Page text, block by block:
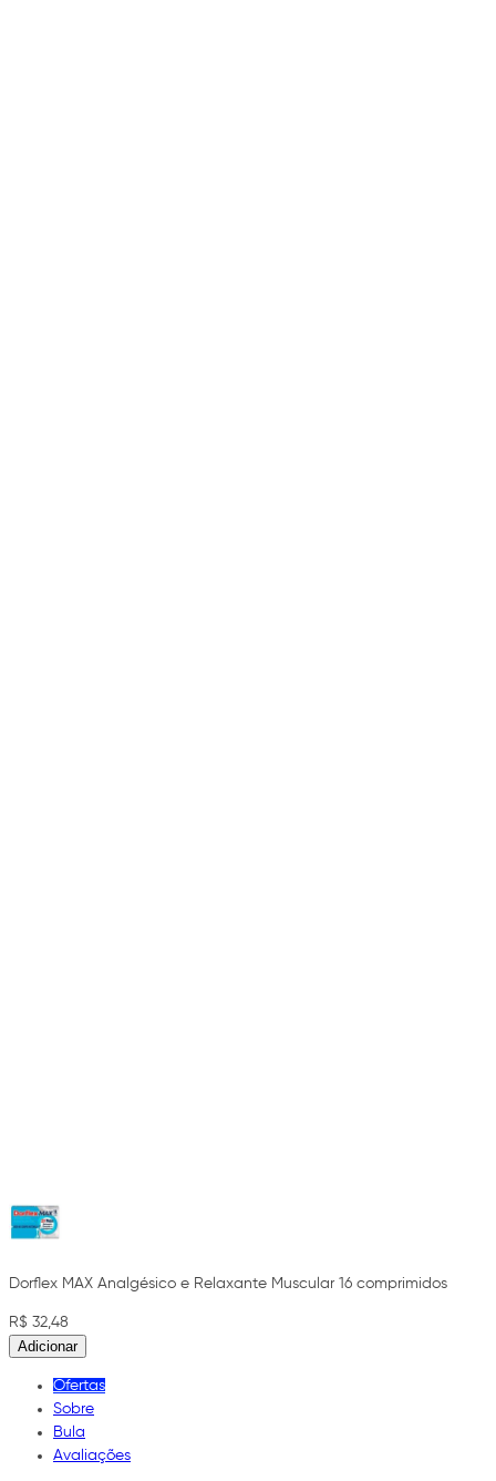
Dorflex MAX Analgésico e Relaxante Muscular 16 comprimidos
R$ 32,48
Adicionar
Ofertas
Sobre
Bula
Avaliações